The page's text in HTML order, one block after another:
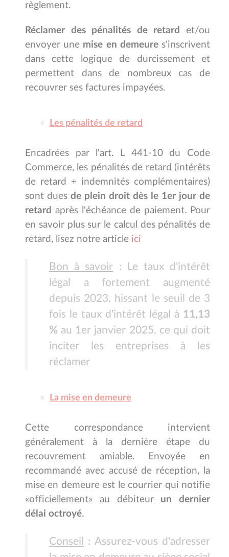
règlement.
Réclamer des pénalités de retard
et/ou
envoyer une mise en demeures'inscrivent
dans cette logique de durcissement et
permettent dans de nombreux cas de
recouvrer ses factures impayées.
Les pénalités de retard
Encadrées par l'art. L 441-10 du Code
Commerce, les pénalités de retard (intérêts
de retard + indemnités complémentaires)
sont dues de plein droit dès le 1er jour de
retard après l'échéance de paiement. Pour
en savoir plus sur le calcul des pénalités de
retard, lisez notre article ici
Bon à savoir : Le taux d'intérêt
légal a fortement augmenté
depuis 2023, hissant le seuil de 3
fois le taux d'intérêt légal à 11,13
% au 1er janvier 2025, ce qui doit
inciter les entreprises à les
réclamer
La mise en demeure
Cette correspondance intervient
généralement à la dernière étape du
recouvrement amiable. Envoyée en
recommandé avec accusé de réception, la
mise en demeure est le courrier qui notifie
«officiellement» au débiteurun dernier
délai octroyé.
Conseil
: Assurez-vous d'adresser